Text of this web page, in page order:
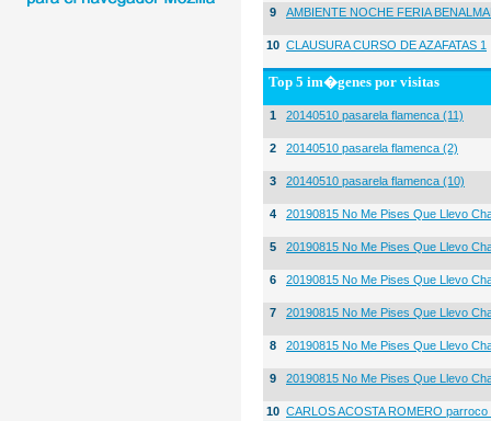
9 AMBIENTE NOCHE FERIA
10 CLAUSURA CURSO DE AZAFATAS 1
Top 5 im�genes por visitas
1 20140510 pasarela flamenca (11)
2 20140510 pasarela flamenca (2)
3 20140510 pasarela flamenca (10)
4 20190815 No Me Pises Que Llevo
5 20190815 No Me Pises Que Llevo
6 20190815 No Me Pises Que Llevo
7 20190815 No Me Pises Que Llevo
8 20190815 No Me Pises Que Llevo
9 20190815 No Me Pises Que Llevo
10 CARLOS ACOSTA ROMERO